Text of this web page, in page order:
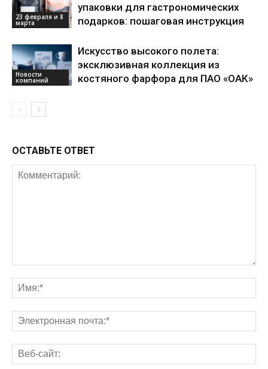
23 февраля и 8
марта
упаковки для гастрономических
подарков: пошаговая инструкция
Новости
компаний
Искусство высокого полета:
эксклюзивная коллекция из
костяного фарфора для ПАО «ОАК»
ОСТАВЬТЕ ОТВЕТ